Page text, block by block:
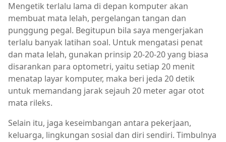
Mengetik terlalu lama di depan komputer akan
membuat mata lelah, pergelangan tangan dan
punggung pegal. Begitupun bila saya mengerjakan
terlalu banyak latihan soal. Untuk mengatasi penat
dan mata lelah, gunakan prinsip 20-20-20 yang biasa
disarankan para optometri, yaitu setiap 20 menit
menatap layar komputer, maka beri jeda 20 detik
untuk memandang jarak sejauh 20 meter agar otot
mata rileks.
Selain itu, jaga keseimbangan antara pekerjaan,
keluarga, lingkungan sosial dan diri sendiri. Timbulnya